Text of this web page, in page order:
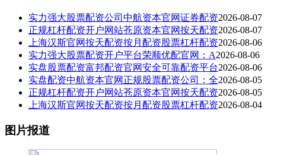
实力强大股票配资公司中航资本官网证券配资2026-08-07
正规杠杆配资开户网站苍原资本官网按天配资2026-08-07
上海汉斯官网按天配资按月配资股票杠杆配资2026-08-06
实力强大股票配资开户平台荣顺优配官网：A2026-08-06
实盘股票配资富邦配资官网安全可靠配资平台2026-08-06
实盘配资中航资本官网正规股票配资公司：全2026-08-05
正规杠杆配资开户网站苍原资本官网按天配资2026-08-05
上海汉斯官网按天配资按月配资股票杠杆配资2026-08-04
图片报道